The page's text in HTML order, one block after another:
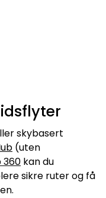
skybasert
(uten
360 kan du
sikre ruter og få